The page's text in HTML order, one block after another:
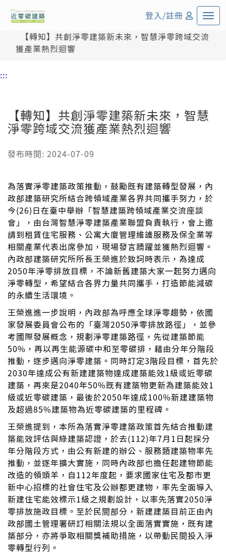
登入/註冊
首頁
【轉知】共創淨零建築新未來，智慧淨零跨域交流
獲產業熱烈迴響
:::
【轉知】共創淨零建築新未來，智慧
淨零跨域交流獲產業熱烈迴響
發布時間: 2024-07-09
為落實淨零建築政策推動，鼓勵既有建築轉型發展，內
政部建築研究所結合跨領域產業各界共同攜手努力，於
今(26)日在臺中舉辦「智慧建築跨領域產業交流座談
會」，由台灣智慧淨零建築產業聯盟負責執行，會上邀
請到租賃住宅服務、公寓大廈管理維護服務及保全業等
相關產業代表出席參加，現場發言踴躍並獲熱烈迴響。
內政部建築研究所所長王榮進於致詞時表示，為達成
2050年淨零排放目標，不論新舊建築大家一起努力邁向
淨零轉型，希望結合各界力量共同攜手，打造節能減碳
的永續生活環境。
王榮進進一步說明，內政部為呼應全球淨零趨勢，依國
家發展委員會公布的「臺灣2050淨零排放路徑」，並參
考國際發展概念，規劃淨零建築路徑，先從建築節能
50%，再以再生能源碳中和至零碳排，藉由分年分階段
推動，逐步邁向淨零建築。同時訂定3階段目標，首先於
2030年達成公有新建建築物達成建築能效1級或近零碳
建築，再來是2040年50%既有建築物更新為建築能效1
級或近零碳建築，最後於2050年達成100%新建建築物
及超過85%建築物為近零碳建築的里程碑。
王榮進提到，本所為落實淨零建築政策首先結合推動建
築能效評估與綠建築認證，於去(112)年7月1日起採分
年分階段方式，由公有新建的辦公、服務類建築物率先
推動，並逐年擴大實施，同時內政部也擔任起建物節能
改造的領頭羊，自112年度起，要求國家住宅及都市更
新中心招標的社會住宅及公辦都更建物，率先全面導入
新建住宅能效標示1級之規劃設計，以率先落實2050淨
零排放施政目標。至於民間部分，新建建築目前正由內
政部國土管理署研訂相關法規以全面落實實施，既有建
築部分，亦將爭取相關獎補助措施，以帶動民間投入淨
零轉型行列。